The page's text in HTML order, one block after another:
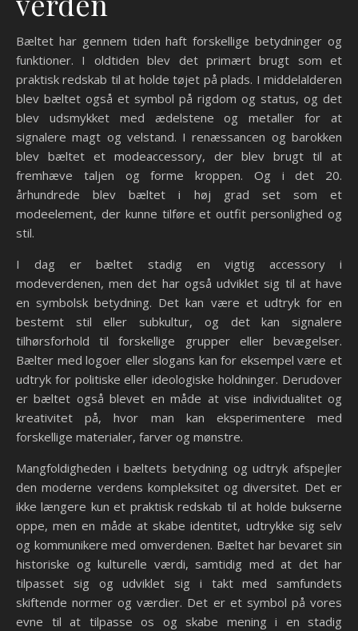
Bæltet har gennem tiden haft forskellige betydninger og
funktioner. I oldtiden blev det primært brugt som et
praktisk redskab til at holde tøjet på plads. I middelalderen
blev bæltet også et symbol på rigdom og status, og det
blev udsmykket med ædelstene og metaller for at
signalere magt og velstand. I renæssancen og barokken
blev bæltet et modeaccessory, der blev brugt til at
fremhæve taljen og forme kroppen. Og i det 20.
århundrede blev bæltet i høj grad set som et
modeelement, der kunne tilføre et outfit personlighed og
stil.
I dag er bæltet stadig en vigtig accessory i
modeverdenen, men det har også udviklet sig til at have
en symbolsk betydning. Det kan være et udtryk for en
bestemt stil eller subkultur, og det kan signalere
tilhørsforhold til forskellige grupper eller bevægelser.
Bælter med logoer eller slogans kan for eksempel være et
udtryk for politiske eller ideologiske holdninger. Derudover
er bæltet også blevet en måde at vise individualitet og
kreativitet på, hvor man kan eksperimentere med
forskellige materialer, farver og mønstre.
Mangfoldigheden i bæltets betydning og udtryk afspejler
den moderne verdens kompleksitet og diversitet. Det er
ikke længere kun et praktisk redskab til at holde bukserne
oppe, men en måde at skabe identitet, udtrykke sig selv
og kommunikere med omverdenen. Bæltet har bevaret sin
historiske og kulturelle værdi, samtidig med at det har
tilpasset sig og udviklet sig i takt med samfundets
skiftende normer og værdier. Det er et symbol på vores
evne til at tilpasse os og skabe mening i en stadig